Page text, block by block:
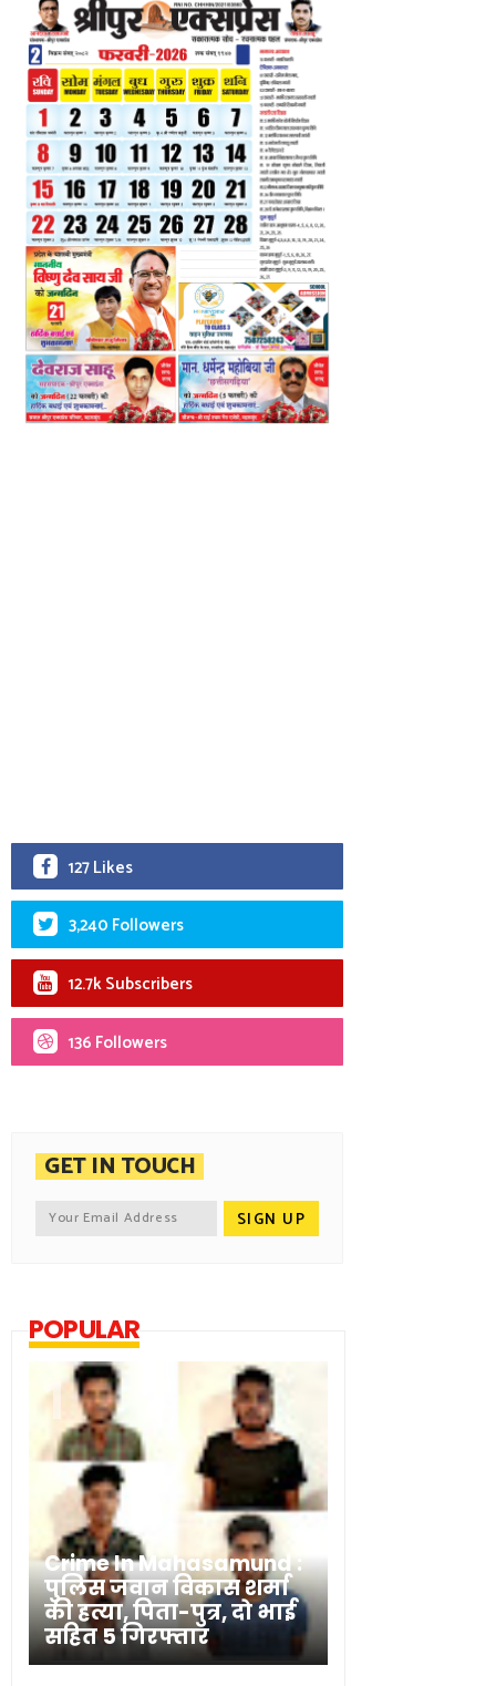
127 Likes
3,240 Followers
12.7k Subscribers
136 Followers
GET IN TOUCH
POPULAR
Crime In Mahasamund :
पुलिस जवान विकास शर्मा
की हत्या, पिता-पुत्र, दो भाई
सहित 5 गिरफ्तार